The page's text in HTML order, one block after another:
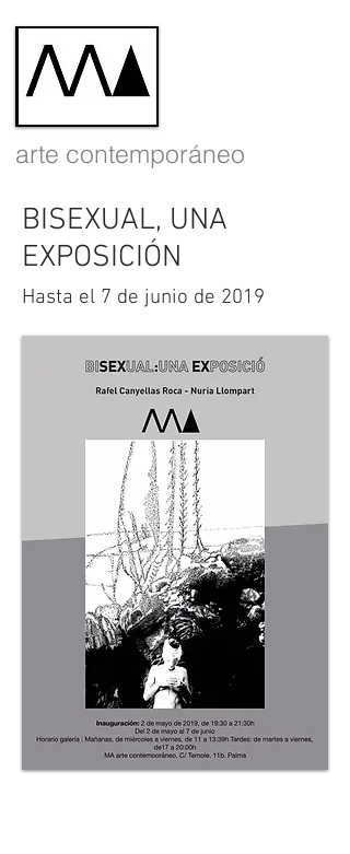
arte contemporáneo
BISEXUAL, UNA
EXPOSICIÓN
Hasta el 7 de junio de 2019